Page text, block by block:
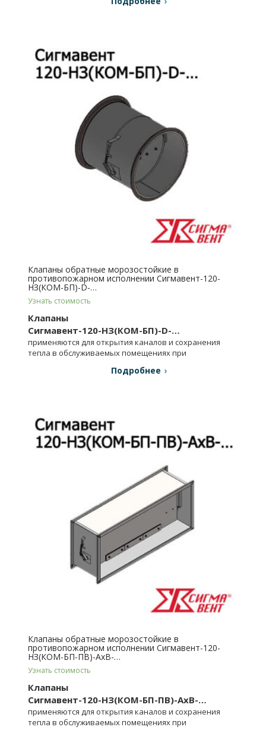
Клапаны обратные морозостойкие в
противопожарном исполнении Сигмавент-120-
НЗ(КОМ-БП)-D-…
Узнать стоимость
Клапаны
Сигмавент-120-НЗ(КОМ-БП)-D-…
применяются для открытия каналов и сохранения
тепла в обслуживаемых помещениях при
Подробнее
Клапаны обратные морозостойкие в
противопожарном исполнении Сигмавент-120-
НЗ(КОМ-БП-ПВ)-АхВ-…
Узнать стоимость
Клапаны
Сигмавент-120-НЗ(КОМ-БП-ПВ)-АхВ-…
применяются для открытия каналов и сохранения
тепла в обслуживаемых помещениях при